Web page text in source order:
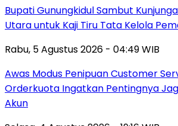
Bupati Gunungkidul Sambut
Utara untuk Kaji Tiru Tata Kelola
Rabu, 5 Agustus 2026 - 04:49 WIB
Awas Modus Penipuan Customer
Orderkuota Ingatkan Pentingnya
Akun